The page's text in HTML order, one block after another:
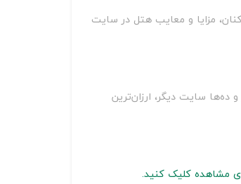
مزایا و معایب هتل در سایت
بر روی سایت‌های مختلف از جمله اسنپ تریپ، اقامت24، جاباما، هتل یار و ده‌ها سایت دیگر، ارزان‌ترین
مشاهده کلیک کنید.